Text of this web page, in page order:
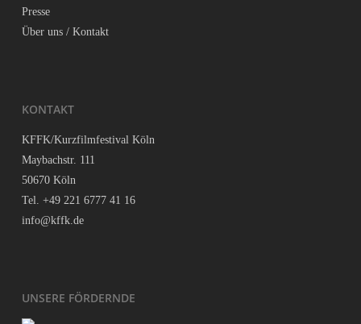
Pres­se
Über uns / Kontakt
KON­TAKT
KFFK/Kurzfilmfestival Köln
May­bach­str. 111
50670 Köln
Tel. +49 221 6777 41 16
info@kffk.de
UNSE­RE FÖRDERNDE